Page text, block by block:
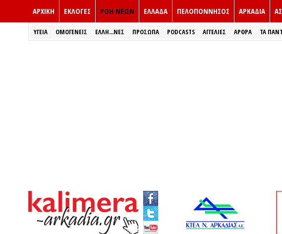
ΑΡΧΙΚΗ ΕΚΛΟΓΈΣ ΡΟΗ ΝΕΩΝ ΕΛΛΑΔΑ ΠΕΛΟΠΟΝΝΗΣΟΣ ΑΡΚΑΔΙΑ
ΥΓΕΙΑ ΟΜΟΓΕΝΕΙΣ ΈΛΛΗ...ΝΕΣ ΠΡΌΣΩΠΑ PODCASTS ΑΓΓΕΛΙΕΣ ΑΡΘΡΑ ΤΑ